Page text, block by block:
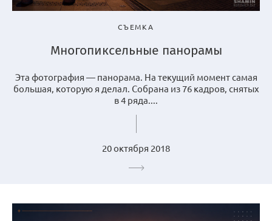
СЪЕМКА
Многопиксельные панорамы
Эта фотография — панорама. На текущий момент самая
большая, которую я делал. Собрана из 76 кадров, снятых
в 4 ряда....
20 октября 2018